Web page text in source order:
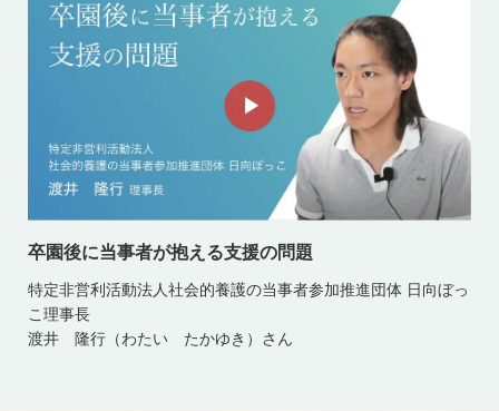
卒園後に当事者が抱える支援の問題
特定非営利活動法人社会的養護の当事者参加推進団体 日向ぼっ
こ理事長
渡井 隆行（わたい たかゆき）さん